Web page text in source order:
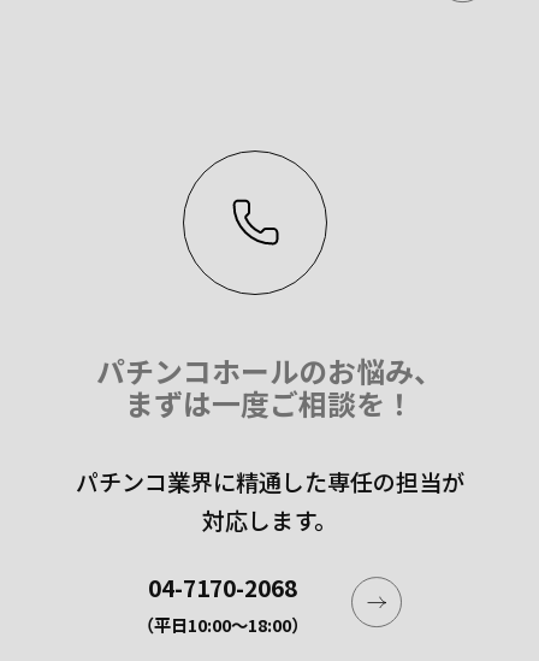
パチンコホールのお悩み、
まずは一度ご相談を！
パチンコ業界に精通した専任の担当が
対応します。
04-7170-2068
（平日10:00〜18:00）